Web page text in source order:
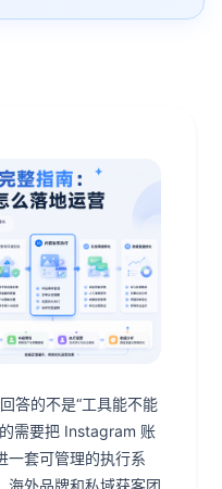
答的不是“工具能不能
需要把 Instagram 账
一套可管理的执行系
海外品牌和私域获客团